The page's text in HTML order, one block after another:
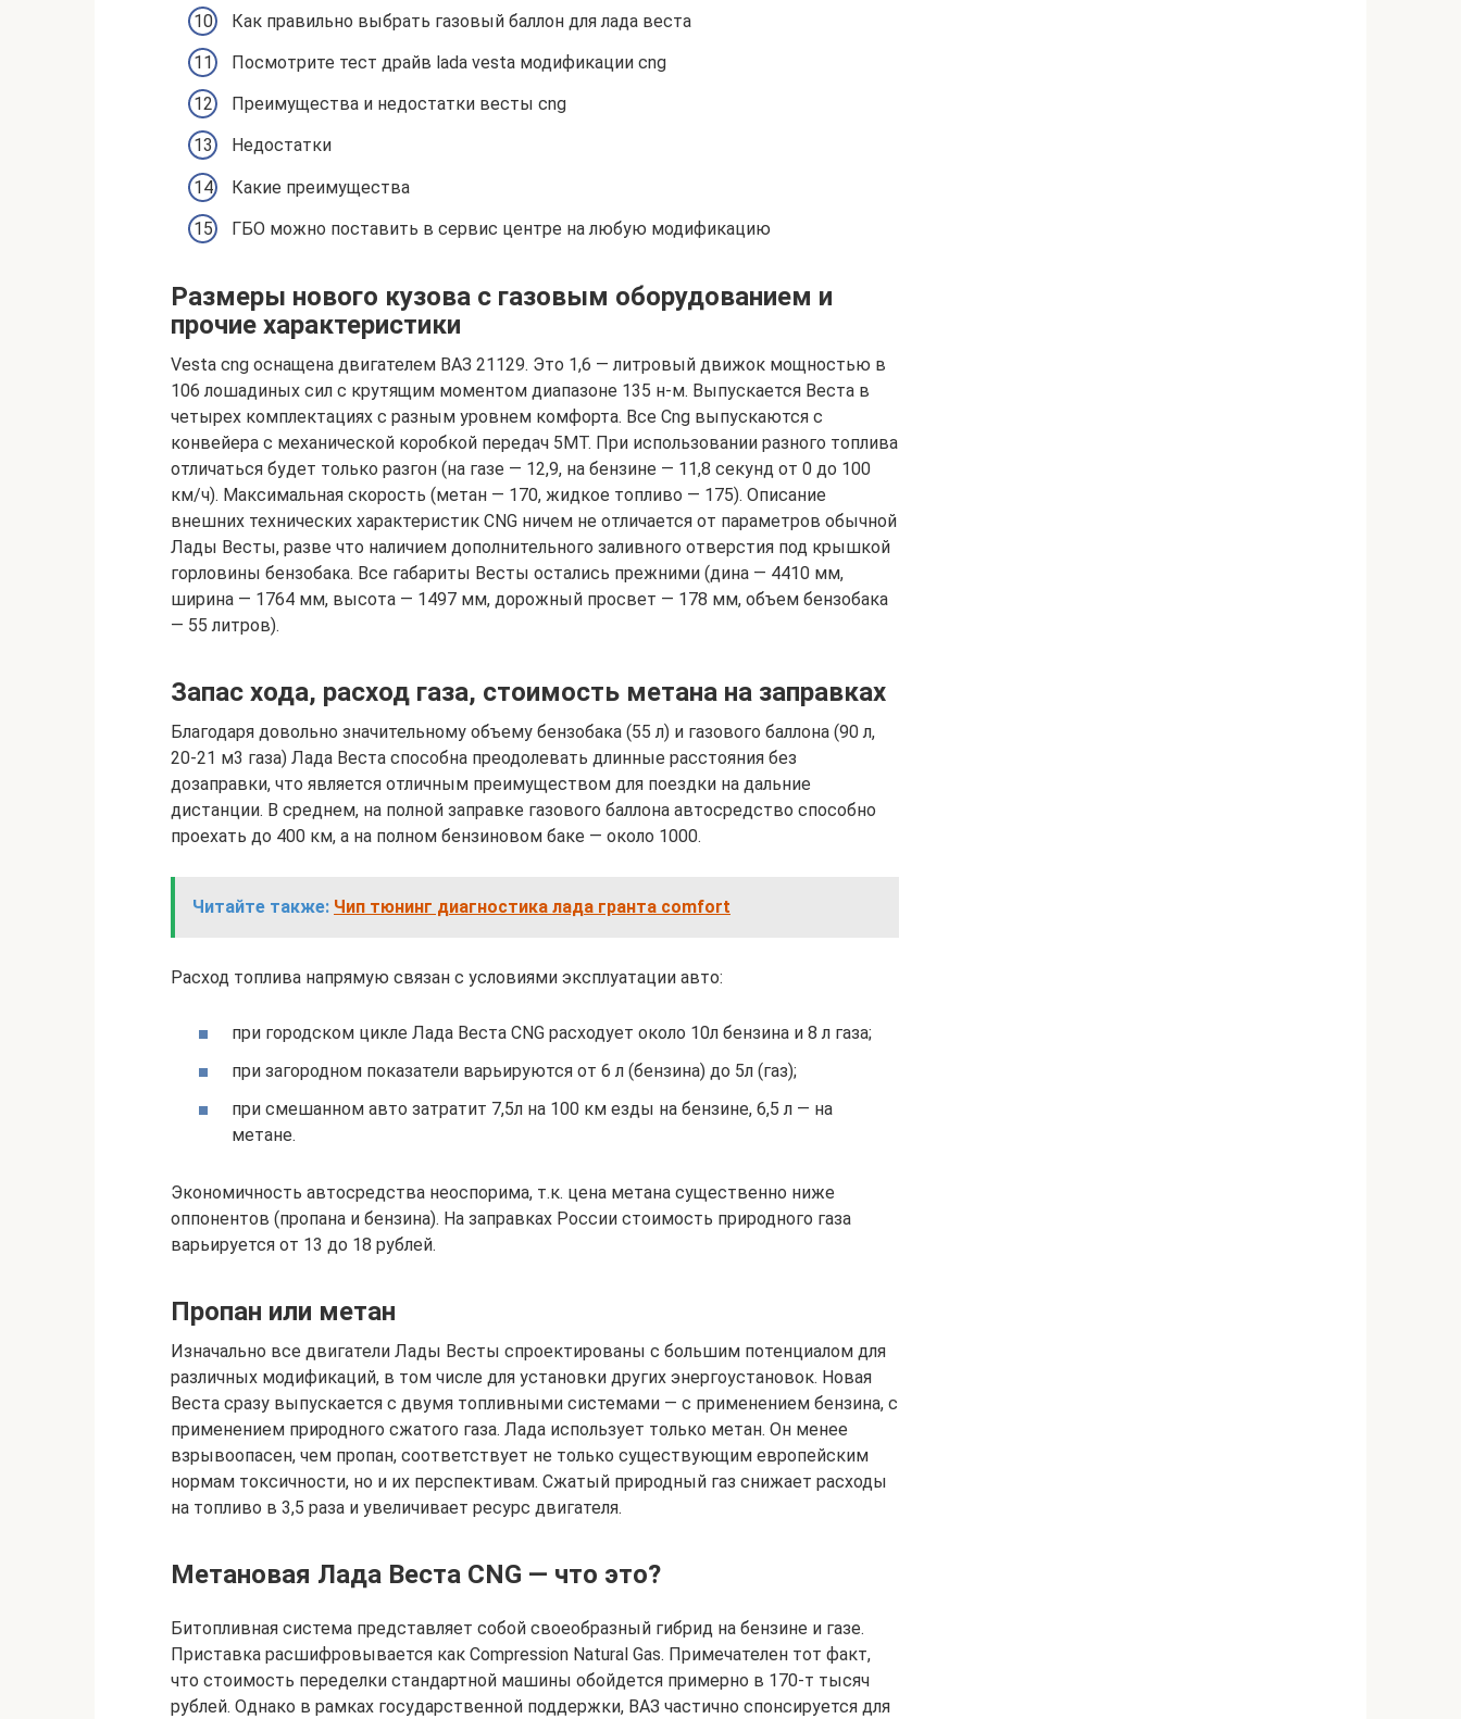
Как правильно выбрать газовый баллон для лада веста
Посмотрите тест драйв lada vesta модификации cng
Преимущества и недостатки весты cng
Недостатки
Какие преимущества
ГБО можно поставить в сервис центре на любую модификацию
Размеры нового кузова с газовым оборудованием и
прочие характеристики
Vesta cng оснащена двигателем ВАЗ 21129. Это 1,6 — литровый движок мощностью в
106 лошадиных сил с крутящим моментом диапазоне 135 н-м. Выпускается Веста в
четырех комплектациях с разным уровнем комфорта. Все Cng выпускаются с
конвейера с механической коробкой передач 5МТ. При использовании разного топлива
отличаться будет только разгон (на газе — 12,9, на бензине — 11,8 секунд от 0 до 100
км/ч). Максимальная скорость (метан — 170, жидкое топливо — 175). Описание
внешних технических характеристик CNG ничем не отличается от параметров обычной
Лады Весты, разве что наличием дополнительного заливного отверстия под крышкой
горловины бензобака. Все габариты Весты остались прежними (дина — 4410 мм,
ширина — 1764 мм, высота — 1497 мм, дорожный просвет — 178 мм, объем бензобака
— 55 литров).
Запас хода, расход газа, стоимость метана на заправках
Благодаря довольно значительному объему бензобака (55 л) и газового баллона (90 л,
20-21 м3 газа) Лада Веста способна преодолевать длинные расстояния без
дозаправки, что является отличным преимуществом для поездки на дальние
дистанции. В среднем, на полной заправке газового баллона автосредство способно
проехать до 400 км, а на полном бензиновом баке — около 1000.
Читайте также: Чип тюнинг диагностика лада гранта comfort
Расход топлива напрямую связан с условиями эксплуатации авто:
при городском цикле Лада Веста CNG расходует около 10л бензина и 8 л газа;
при загородном показатели варьируются от 6 л (бензина) до 5л (газ);
при смешанном авто затратит 7,5л на 100 км езды на бензине, 6,5 л — на
метане.
Экономичность автосредства неоспорима, т.к. цена метана существенно ниже
оппонентов (пропана и бензина). На заправках России стоимость природного газа
варьируется от 13 до 18 рублей.
Пропан или метан
Изначально все двигатели Лады Весты спроектированы с большим потенциалом для
различных модификаций, в том числе для установки других энергоустановок. Новая
Веста сразу выпускается с двумя топливными системами — с применением бензина, с
применением природного сжатого газа. Лада использует только метан. Он менее
взрывоопасен, чем пропан, соответствует не только существующим европейским
нормам токсичности, но и их перспективам. Сжатый природный газ снижает расходы
на топливо в 3,5 раза и увеличивает ресурс двигателя.
Метановая Лада Веста CNG — что это?
Битопливная система представляет собой своеобразный гибрид на бензине и газе.
Приставка расшифровывается как Compression Natural Gas. Примечателен тот факт,
что стоимость переделки стандартной машины обойдется примерно в 170-т тысяч
рублей. Однако в рамках государственной поддержки, ВАЗ частично спонсируется для